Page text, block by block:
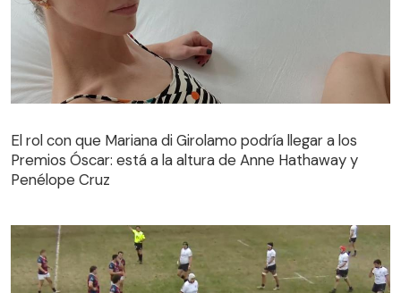
El rol con que Mariana di Girolamo podría llegar a los
Premios Óscar: está a la altura de Anne Hathaway y
Penélope Cruz